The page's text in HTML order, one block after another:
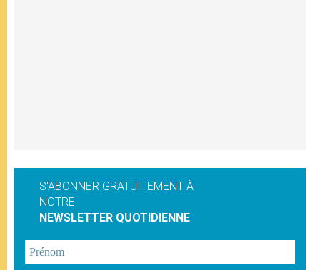
S'ABONNER GRATUITEMENT À
NOTRE
NEWSLETTER QUOTIDIENNE